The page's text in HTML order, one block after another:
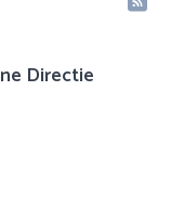
Directie